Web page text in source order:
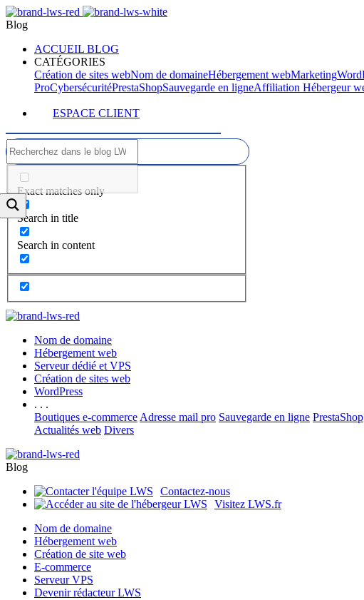
Blog
ACCUEIL BLOG
CATÉGORIES
Création de sites webNom de domaineHébergement webMarketing
ProCybersécuritéPrestaShopSauvegarde en ligneAffiliation Hébergeur
ESPACE CLIENT
Exact matches only
Search in title
Search in content
Nom de domaine
Hébergement web
Serveur dédié et VPS
Création de sites web
WordPress
. . .
Boutiques e-commerce Adresse mail pro Sauvegarde en ligne PrestaShop
Actualités web Divers
Blog
Contactez-nous
Visitez LWS.fr
Nom de domaine
Hébergement web
Création de site web
E-commerce
Serveur VPS
Devenir rédacteur LWS